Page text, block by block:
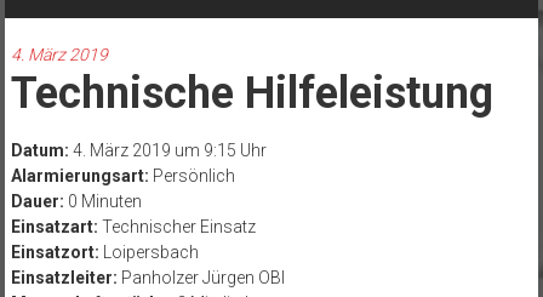
4. März 2019
Technische Hilfeleistung
Datum: 4. März 2019 um 9:15 Uhr
Alarmierungsart: Persönlich
Dauer: 0 Minuten
Einsatzart: Technischer Einsatz
Einsatzort: Loipersbach
Einsatzleiter: Panholzer Jürgen OBI